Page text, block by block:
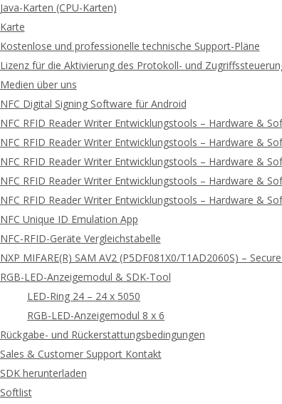
Java-Karten (CPU-Karten)
Karte
Kostenlose und professionelle technische Support-Pläne
Lizenz für die Aktivierung des Protokoll- und
Medien über uns
NFC Digital Signing Software für Android
NFC RFID Reader Writer Entwicklungstools – Hardware &
NFC RFID Reader Writer Entwicklungstools – Hardware &
NFC RFID Reader Writer Entwicklungstools – Hardware &
NFC RFID Reader Writer Entwicklungstools – Hardware &
NFC RFID Reader Writer Entwicklungstools – Hardware &
NFC Unique ID Emulation App
NFC-RFID-Geräte Vergleichstabelle
NXP MIFARE(R) SAM AV2 (P5DF081X0/T1AD2060S) –
RGB-LED-Anzeigemodul & SDK-Tool
LED-Ring 24 – 24 x 5050
RGB-LED-Anzeigemodul 8 x 6
Rückgabe- und Rückerstattungsbedingungen
Sales & Customer Support Kontakt
SDK herunterladen
Softlist